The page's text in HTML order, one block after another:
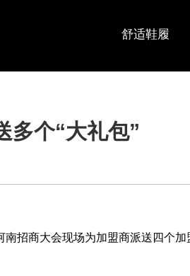
舒适鞋履
多个“大礼包”
招商大会现场为加盟商派送四个加